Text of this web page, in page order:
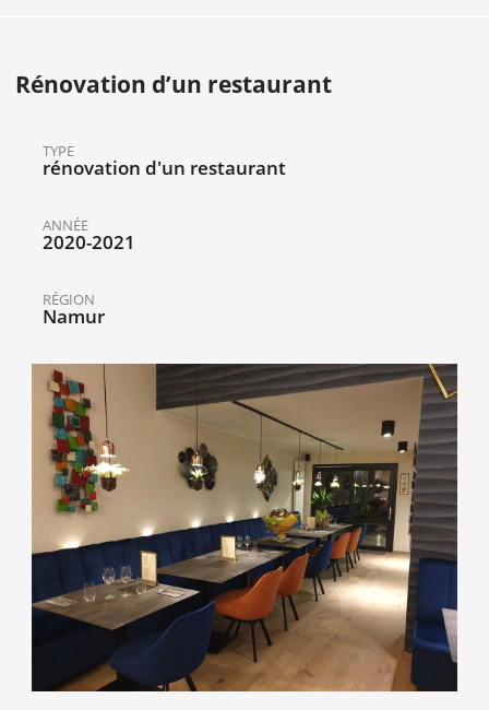
Rénovation d’un restaurant
TYPE
rénovation d'un restaurant
ANNÉE
2020-2021
RÉGION
Namur